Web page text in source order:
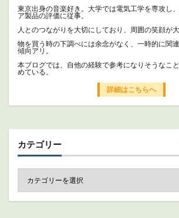
東京出身の音楽好き。大学では電気工学を専攻し
ア製品の評価に従事。
人とのつながりを大切にしており、周囲の笑顔が大
物を買う時の下調べには余念がなく、一時的に関
傾向アリ。
本ブログでは、自他の経験で参考になりそうなこ
めている。
詳細はこちらへ
カテゴリー